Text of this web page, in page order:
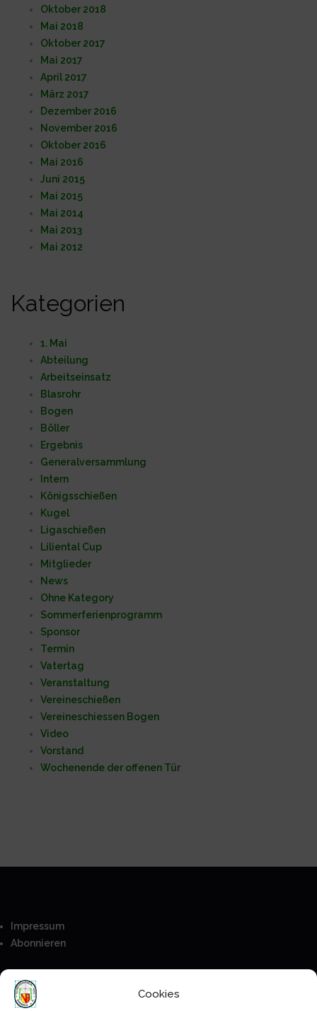
Cookies
Oktober 2018
Mai 2018
Oktober 2017
Mai 2017
April 2017
März 2017
Dezember 2016
November 2016
Oktober 2016
Mai 2016
Juni 2015
Mai 2015
Mai 2014
Mai 2013
Mai 2012
Kategorien
1. Mai
Abteilung
Arbeitseinsatz
Blasrohr
Bogen
Böller
Ergebnis
Generalversammlung
Intern
Königsschießen
Kugel
Ligaschießen
Liliental Cup
Mitglieder
News
Ohne Kategory
Sommerferienprogramm
Sponsor
Termin
Vatertag
Veranstaltung
Vereineschießen
Vereineschiessen Bogen
Video
Vorstand
Wochenende der offenen Tür
Impressum
Abonnieren
Anmeldung